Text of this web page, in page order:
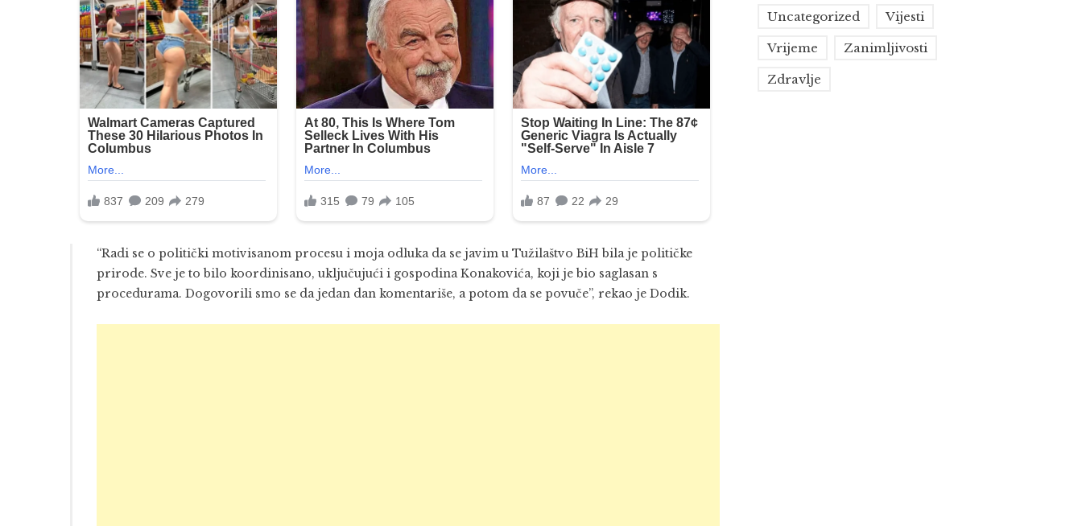
“Radi se o politički motivisanom procesu i moja odluka da se javim u Tužilaštvo BiH bila je političke
prirode. Sve je to bilo koordinisano, uključujući i gospodina Konakovića, koji je bio saglasan s
procedurama. Dogovorili smo se da jedan dan komentariše, a potom da se povuče”, rekao je Dodik.
Uncategorized Vijesti
Vrijeme Zanimljivosti
Zdravlje